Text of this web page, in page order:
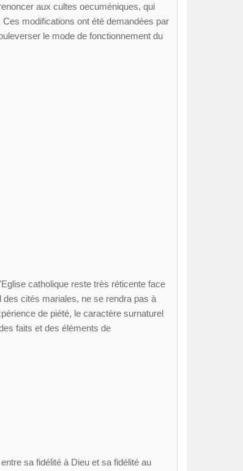
aux cultes oecuméniques, qui
modifications ont été demandées par
le mode de fonctionnement du
catholique reste très réticente face
cités mariales, ne se rendra pas à
de piété, le caractère surnaturel
faits et des éléments de
sa fidélité à Dieu et sa fidélité au